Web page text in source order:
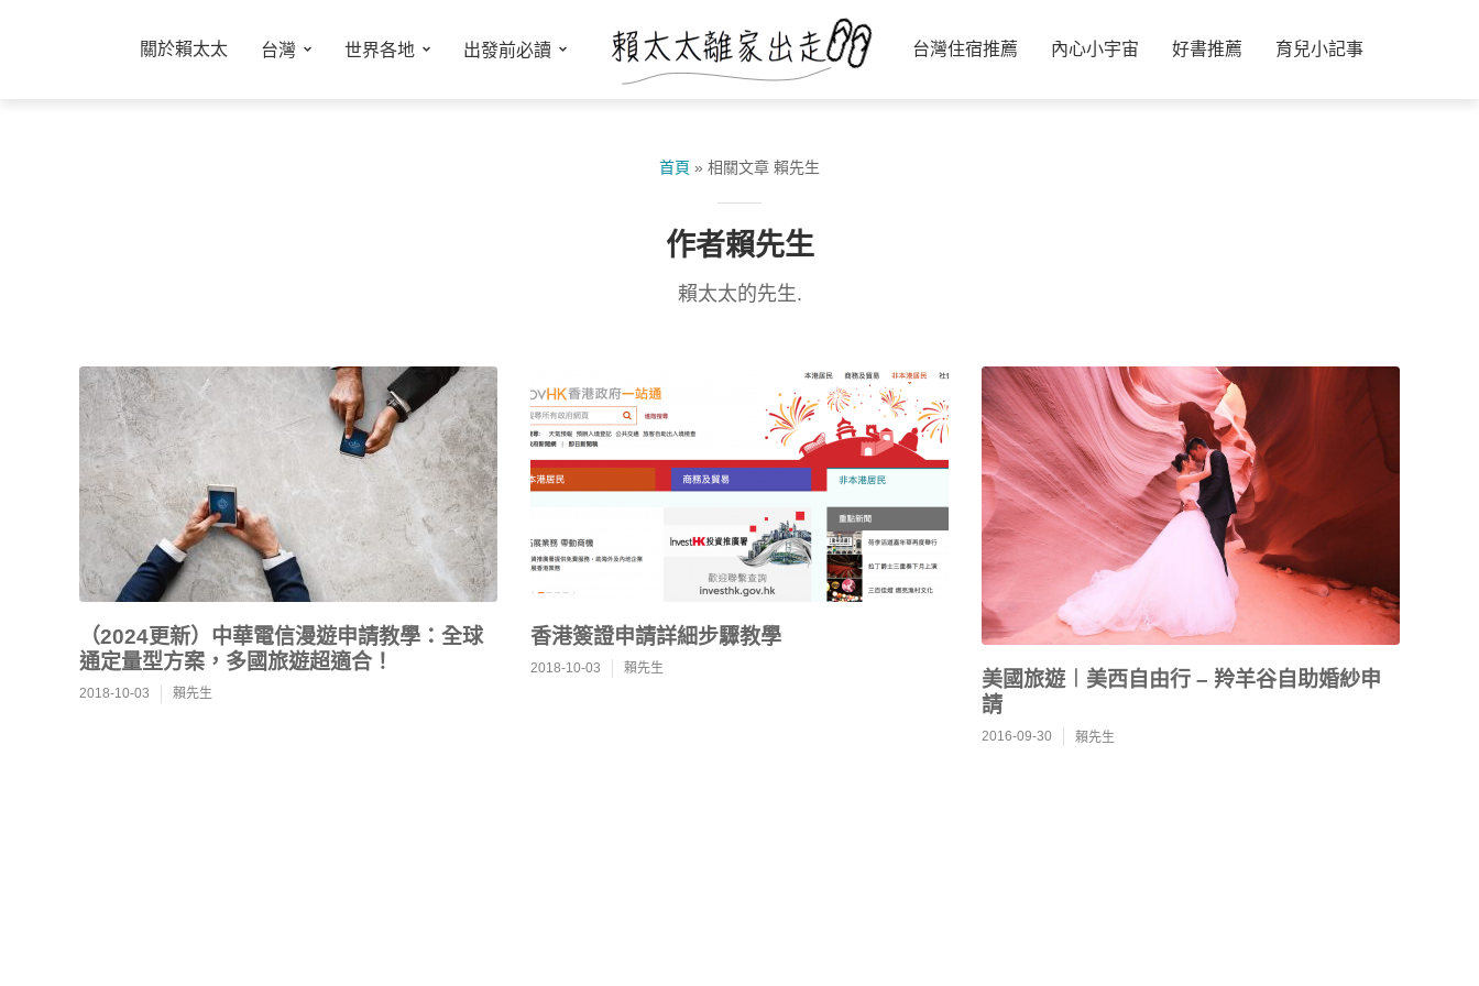
關於賴太太 台灣 世界各地 出發前必讀 台灣住宿推薦 內心小宇宙 好書推薦 育兒小記事
首頁 » 相關文章 賴先生
作者賴先生
賴太太的先生.
（2024更新）中華電信漫遊申請教學：全球
通定量型方案，多國旅遊超適合！
2018-10-03 賴先生
香港簽證申請詳細步驟教學
2018-10-03 賴先生
美國旅遊︱美西自由行 – 羚羊谷自助婚紗申
請
2016-09-30 賴先生